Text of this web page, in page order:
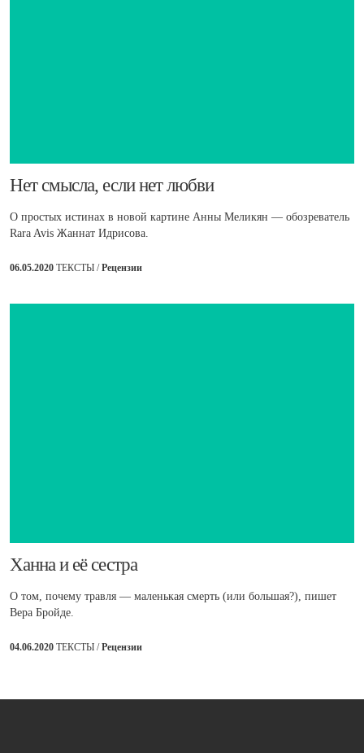
​Нет смысла, если нет любви
О простых истинах в новой картине Анны Меликян — обозреватель
Rara Avis Жаннат Идрисова.
06.05.2020 ТЕКСТЫ /Рецензии
​Ханна и её сестра
О том, почему травля — маленькая смерть (или большая?), пишет
Вера Бройде.
04.06.2020 ТЕКСТЫ /Рецензии